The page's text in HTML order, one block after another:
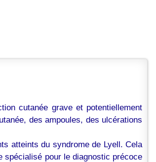
cutanée grave et potentiellement
des ampoules, des ulcérations
atteints du syndrome de Lyell. Cela
spécialisé pour le diagnostic précoce